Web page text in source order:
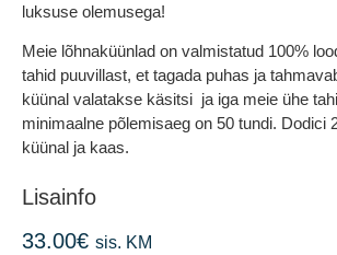
luksuse olemusega!
Meie lõhnaküünlad on valmistatud 100%
tahid puuvillast, et tagada puhas ja
küünal valatakse käsitsi ja iga meie ühe
minimaalne põlemisaeg on 50 tundi. Dodici
küünal ja kaas.
Lisainfo
33.00€ sis. KM